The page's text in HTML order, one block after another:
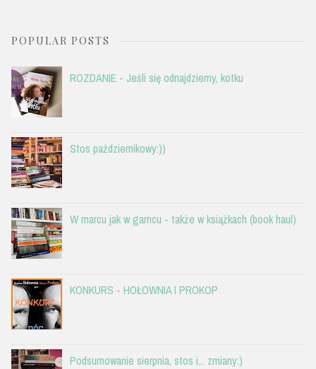
POPULAR POSTS
ROZDANIE - Jeśli się odnajdziemy, kotku
Stos październikowy:))
W marcu jak w garncu - także w książkach (book haul)
KONKURS - HOŁOWNIA I PROKOP
Podsumowanie sierpnia, stos i... zmiany:)